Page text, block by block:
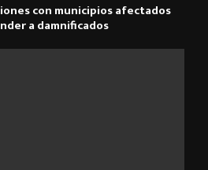
con municipios afectados
a damnificados